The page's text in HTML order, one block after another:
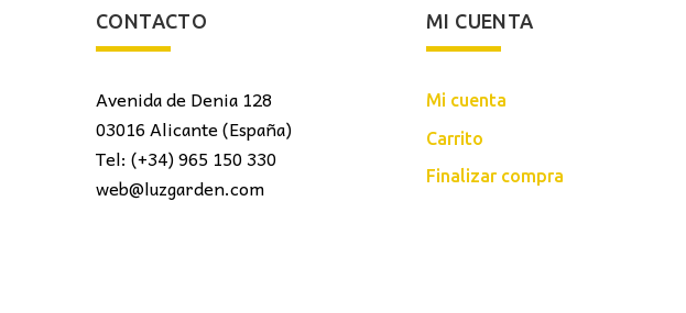
CONTACTO
Avenida de Denia 128
03016 Alicante (España)
Tel: (+34) 965 150 330
web@luzgarden.com
MI CUENTA
Mi cuenta
Carrito
Finalizar compra